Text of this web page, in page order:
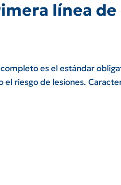
línea
es el estándar
riesgo de lesiones.